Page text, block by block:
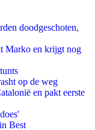
doodgeschoten,
Marko en krijgt nog
op de weg
en pakt eerste
Best